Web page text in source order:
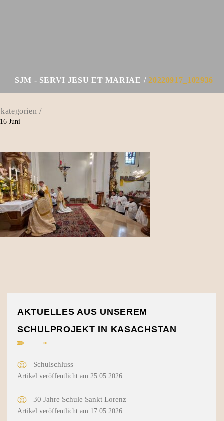
SJM - SERVI JESU ET MARIAE 20220917_102936
16 Juni
AKTUELLES AUS UNSEREM
SCHULPROJEKT IN KASACHSTAN
Schulschluss
Artikel veröffentlicht am 25.05.2026
30 Jahre Schule Sankt Lorenz
Artikel veröffentlicht am 17.05.2026